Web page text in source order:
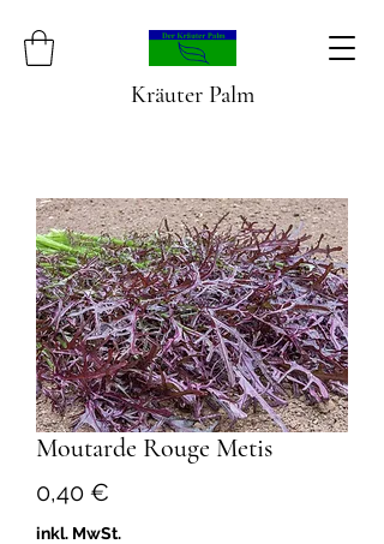
Kräuter Palm
Moutarde Rouge Metis
0,40 €
inkl. MwSt.